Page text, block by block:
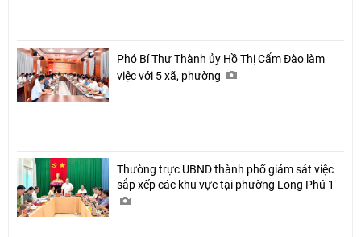
Phó Bí Thư Thành ủy Hồ Thị Cẩm Đào làm
việc với 5 xã, phường
Thường trực UBND thành phố giám sát việc
sắp xếp các khu vực tại phường Long Phú 1